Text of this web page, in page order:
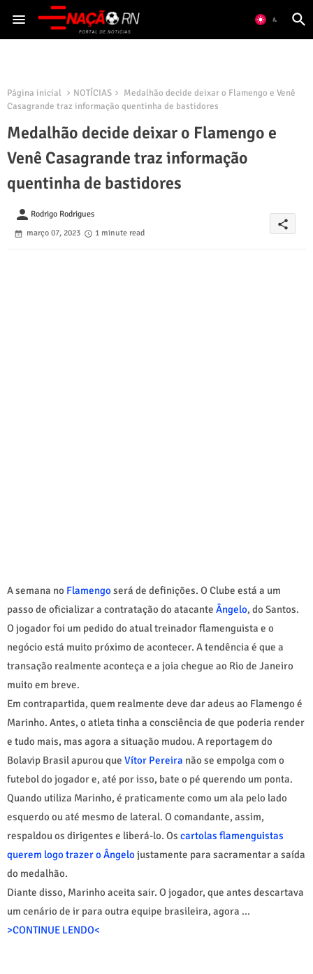
Página inicial NOTÍCIAS
Medalhão decide deixar o Flamengo e Venê
Casagrande traz informação quentinha de bastidores
Medalhão decide deixar o Flamengo e
Venê Casagrande traz informação
quentinha de bastidores
person Rodrigo Rodrigues
março 07, 2023
1 minute read
share
A semana no Flamengoserá de definições. O Clube está a um
passo de oficializar a contratação do atacante Ângelo, do Santos.
O jogador foi um pedido do atual treinador flamenguista e o
negócio está muito próximo de acontecer. A tendência é que a
transação realmente aconteça e a joia chegue ao Rio de Janeiro
muito em breve.
Em contrapartida, quem realmente deve dar adeus ao Flamengo é
Marinho. Antes, o atleta tinha a consciência de que poderia render
e tudo mais, mas agora a situação mudou. A reportagem do
Bolavip Brasil apurou que Vítor Pereira não se empolga com o
futebol do jogador e, até por isso, bate o pé querendo um ponta.
Quando utiliza Marinho, é praticamente como um ala pelo lado
esquerdo ou até mesmo de lateral. O comandante, assim,
respaldou os dirigentes e liberá-lo. Os cartolas flamenguistas
querem logo trazer o Ângelojustamente para sacramentar a saída
do medalhão.
Diante disso, Marinho aceita sair. O jogador, que antes descartava
um cenário de ir para outra equipe brasileira, agora ...
>CONTINUE LENDO<